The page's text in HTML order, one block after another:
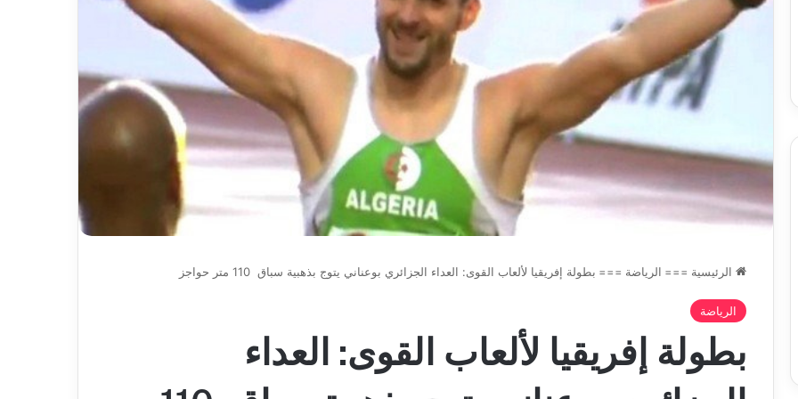
الرئيسية === الرياضة === بطولة إفريقيا لألعاب القوى: العداء الجزائري بوعناني يتوج بذهبية سباق 110 متر حواجز
الرياضة
بطولة إفريقيا لألعاب القوى: العداء
على الادماج المبكّر للمتمدرسين
بداء التوحد
والمشاريع
الكبرى
خدمة
المواطن
والي سيدي بلعباس يؤكد جاهزية
القطاعات وبرامج السكن ،المياه
والمشاريع الكبرى تحت خدمة المواطن
يعلن
اعتزاله
عمر
عاما
2026-08-07
بطل إفريقيا مع “الخضر” مهدي
طاهرات يعلن اعتزاله عن عمر 36 عاما